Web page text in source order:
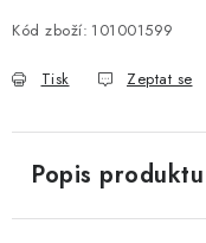
Kód zboží: 101001599
Tisk Zeptat se
Popis produktu